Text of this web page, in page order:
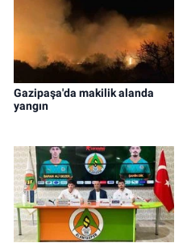
Gazipaşa'da makilik alanda
yangın